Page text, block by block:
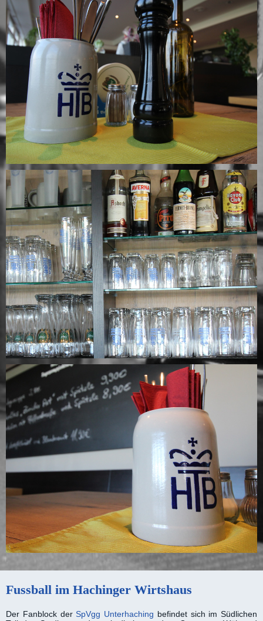
Fussball im Hachinger Wirtshaus
Der Fanblock derSpVgg Unterhaching befindet sich im Süd­lichen